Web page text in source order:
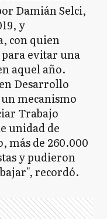
Damián Selci,
y
con quien
evitar una
aquel año.⁣
Desarrollo
mecanismo
Trabajo
unidad de
más de 260.000
y pudieron
recordó.